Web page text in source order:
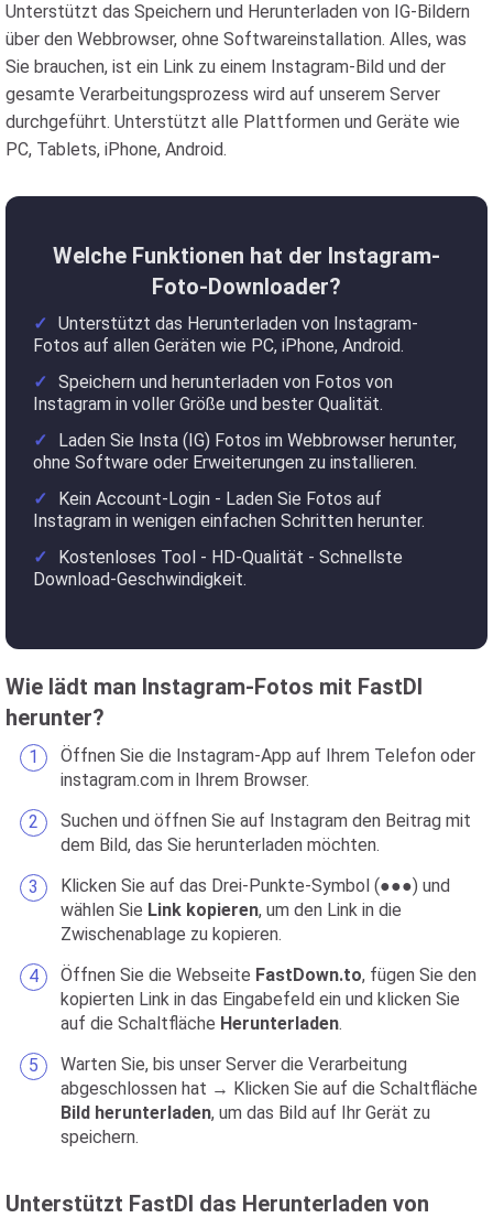
Unterstützt das Speichern und Herunterladen von IG-Bildern
über den Webbrowser, ohne Softwareinstallation. Alles, was
Sie brauchen, ist ein Link zu einem Instagram-Bild und der
gesamte Verarbeitungsprozess wird auf unserem Server
durchgeführt. Unterstützt alle Plattformen und Geräte wie
PC, Tablets, iPhone, Android.
Welche Funktionen hat der Instagram-
Foto-Downloader?
Unterstützt das Herunterladen von Instagram-
Fotos auf allen Geräten wie PC, iPhone, Android.
Speichern und herunterladen von Fotos von
Instagram in voller Größe und bester Qualität.
Laden Sie Insta (IG) Fotos im Webbrowser herunter,
ohne Software oder Erweiterungen zu installieren.
Kein Account-Login - Laden Sie Fotos auf
Instagram in wenigen einfachen Schritten herunter.
Kostenloses Tool - HD-Qualität - Schnellste
Download-Geschwindigkeit.
Wie lädt man Instagram-Fotos mit FastDl
herunter?
Öffnen Sie die Instagram-App auf Ihrem Telefon oder
instagram.com in Ihrem Browser.
Suchen und öffnen Sie auf Instagram den Beitrag mit
dem Bild, das Sie herunterladen möchten.
Klicken Sie auf das Drei-Punkte-Symbol (●●●) und
wählen Sie Link kopieren, um den Link in die
Zwischenablage zu kopieren.
Öffnen Sie die Webseite FastDown.to, fügen Sie den
kopierten Link in das Eingabefeld ein und klicken Sie
auf die Schaltfläche Herunterladen.
Warten Sie, bis unser Server die Verarbeitung
abgeschlossen hat → Klicken Sie auf die Schaltfläche
Bild herunterladen, um das Bild auf Ihr Gerät zu
speichern.
Unterstützt FastDl das Herunterladen von